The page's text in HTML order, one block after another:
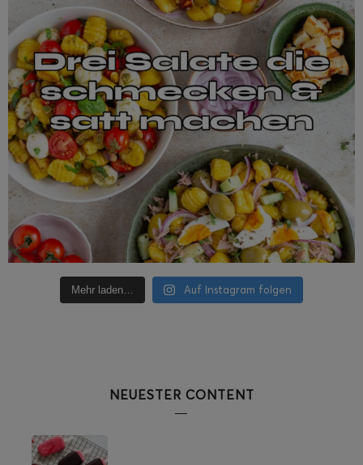
Mehr laden… Auf Instagram folgen
NEUESTER CONTENT